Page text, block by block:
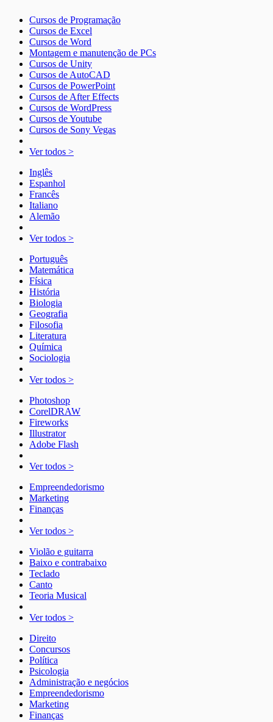
Cursos de Programação
Cursos de Excel
Cursos de Word
Montagem e manutenção de PCs
Cursos de Unity
Cursos de AutoCAD
Cursos de PowerPoint
Cursos de After Effects
Cursos de WordPress
Cursos de Youtube
Cursos de Sony Vegas
Ver todos >
Inglês
Espanhol
Francês
Italiano
Alemão
Ver todos >
Português
Matemática
Física
História
Biologia
Geografia
Filosofia
Literatura
Química
Sociologia
Ver todos >
Photoshop
CorelDRAW
Fireworks
Illustrator
Adobe Flash
Ver todos >
Empreendedorismo
Marketing
Finanças
Ver todos >
Violão e guitarra
Baixo e contrabaixo
Teclado
Canto
Teoria Musical
Ver todos >
Direito
Concursos
Política
Psicologia
Administração e negócios
Empreendedorismo
Marketing
Finanças